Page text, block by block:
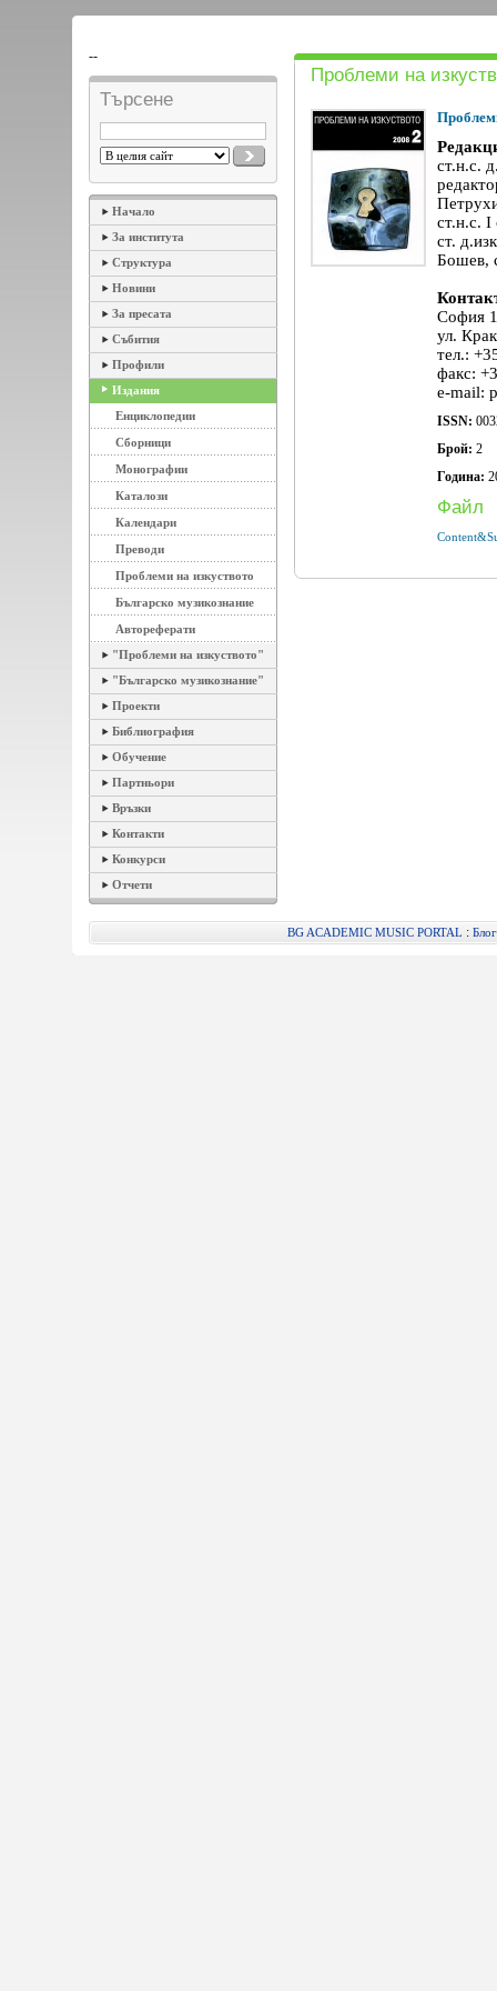
--
Търсене
Начало
За института
Структура
Новини
За пресата
Събития
Профили
Издания
Енциклопедии
Сборници
Монографии
Каталози
Календари
Преводи
Проблеми на изкуството
Българско музикознание
Автореферати
"Проблеми на изкуството"
"Българско музикознание"
Проекти
Библиография
Обучение
Партньори
Връзки
Контакти
Конкурси
Отчети
Проблеми на
ст.н.с.
ст.н.с.
ст.
Бошев,
София
ул.
тел.:
факс:
e-mail:
ISSN:
Брой: 2
Година:
Файл
BG ACADEMIC MUSIC PORTAL : Блог